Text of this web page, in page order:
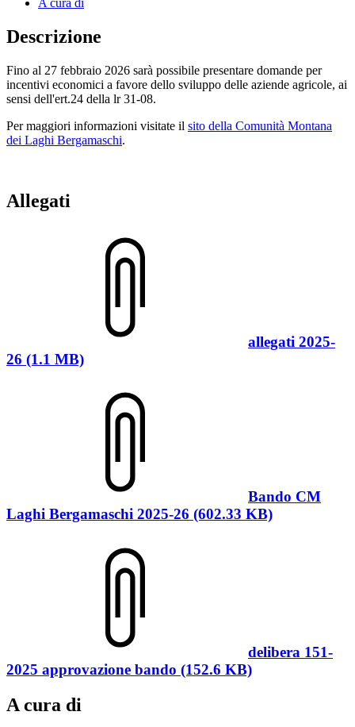
Descrizione
Fino al 27 febbraio 2026 sarà possibile presentare domande per
incentivi economici a favore dello sviluppo delle aziende agricole, ai
sensi dell'ert.24 della lr 31-08.
Per maggiori informazioni visitate il sito della Comunità Montana
dei Laghi Bergamaschi.
Allegati
allegati 2025-
26 (1.1 MB)
Bando CM
Laghi Bergamaschi 2025-26 (602.33 KB)
delibera 151-
2025 approvazione bando (152.6 KB)
A cura di